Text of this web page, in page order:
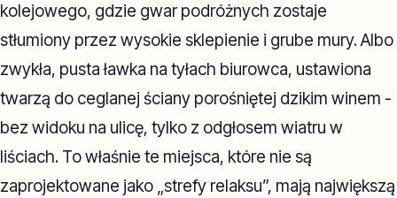
kolejowego, gdzie gwar podróżnych zostaje
stłumiony przez wysokie sklepienie i grube mury. Albo
zwykła, pusta ławka na tyłach biurowca, ustawiona
twarzą do ceglanej ściany porośniętej dzikim winem -
bez widoku na ulicę, tylko z odgłosem wiatru w
liściach. To właśnie te miejsca, które nie są
zaprojektowane jako „strefy relaksu”, mają największą